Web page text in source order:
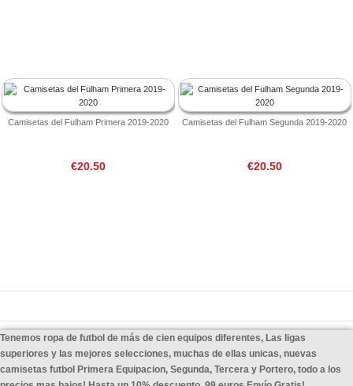
Camisetas del Fulham Primera 2019-2020
€20.50
Camisetas del Fulham Segunda 2019-2020
€20.50
Tenemos ropa de futbol de más de cien equipos diferentes, Las ligas
superiores y las mejores selecciones, muchas de ellas unicas, nuevas
camisetas futbol Primera Equipacion, Segunda, Tercera y Portero, todo a los